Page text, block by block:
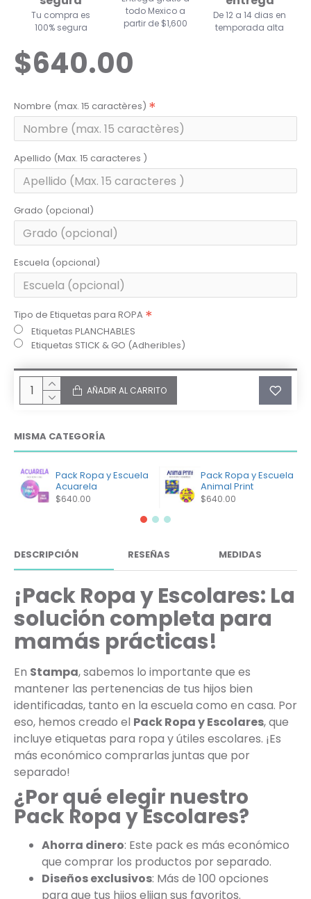
Tu compra es
100% segura
todo Mexico a
partir de $1,600
De 12 a 14 dias en
temporada alta
$640.00
Nombre (max. 15 caractères)
Apellido (Max. 15 caracteres )
Grado (opcional)
Escuela (opcional)
Tipo de Etiquetas para ROPA
Etiquetas PLANCHABLES
Etiquetas STICK & GO (Adheribles)
AÑADIR AL CARRITO
MISMA CATEGORÍA
Pack Ropa y Escuela
Acuarela
$640.00
Pack Ropa y Escuela
Animal Print
$640.00
DESCRIPCIÓN RESEÑAS MEDIDAS
¡Pack Ropa y Escolares: La
solución completa para
mamás prácticas!
En Stampa, sabemos lo importante que es
mantener las pertenencias de tus hijos bien
identificadas, tanto en la escuela como en casa. Por
eso, hemos creado el Pack Ropa y Escolares, que
incluye etiquetas para ropa y útiles escolares. ¡Es
más económico comprarlas juntas que por
separado!
¿Por qué elegir nuestro
Pack Ropa y Escolares?
Ahorra dinero: Este pack es más económico
que comprar los productos por separado.
Diseños exclusivos: Más de 100 opciones
para que tus hijos elijan sus favoritos.